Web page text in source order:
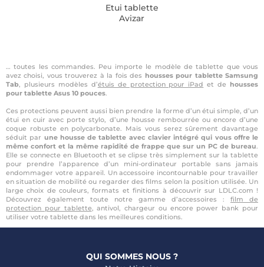
Etui tablette
Avizar
… toutes les commandes. Peu importe le modèle de tablette que vous
avez choisi, vous trouverez à la fois des housses pour tablette Samsung
Tab, plusieurs modèles d’étuis de protection pour iPad et de housses
pour tablette Asus 10 pouces.
Ces protections peuvent aussi bien prendre la forme d’un étui simple, d’un
étui en cuir avec porte stylo, d’une housse rembourrée ou encore d’une
coque robuste en polycarbonate. Mais vous serez sûrement davantage
séduit par une housse de tablette avec clavier intégré qui vous offre le
même confort et la même rapidité de frappe que sur un PC de bureau.
Elle se connecte en Bluetooth et se clipse très simplement sur la tablette
pour prendre l’apparence d’un mini-ordinateur portable sans jamais
endommager votre appareil. Un accessoire incontournable pour travailler
en situation de mobilité ou regarder des films selon la position utilisée. Un
large choix de couleurs, formats et finitions à découvrir sur LDLC.com !
Découvrez également toute notre gamme d’accessoires : film de
protection pour tablette, antivol, chargeur ou encore power bank pour
utiliser votre tablette dans les meilleures conditions.
QUI SOMMES NOUS ?